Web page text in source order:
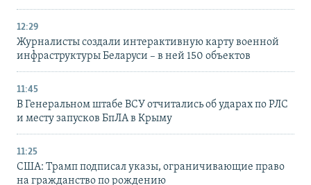
12:29
Журналисты создали интерактивную карту военной
инфраструктуры Беларуси – в ней 150 объектов
11:45
В Генеральном штабе ВСУ отчитались об ударах по РЛС
и месту запусков БпЛА в Крыму
11:25
США: Трамп подписал указы, ограничивающие право
на гражданство по рождению